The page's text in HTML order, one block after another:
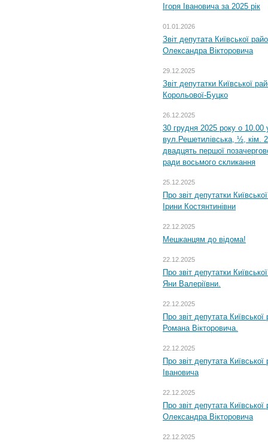
Ігоря Івановича за 2025 рік
01.01.2026
Звіт депутата Київської
Олександра Вікторовича
29.12.2025
Звіт депутатки Київської
Корольової-Буцко
26.12.2025
30 грудня 2025 року о 10.00
вул.Решетилівська, ½, кім.
двадцять першої
ради восьмого скликання
25.12.2025
Про звіт депутатки
Ірини Костянтинівни
22.12.2025
Мешканцям до відома!
22.12.2025
Про звіт депутатки
Яни Валеріївни.
22.12.2025
Про звіт депутата
Романа Вікторовича.
22.12.2025
Про звіт депутата
Івановича
22.12.2025
Про звіт депутата
Олександра Вікторовича
22.12.2025